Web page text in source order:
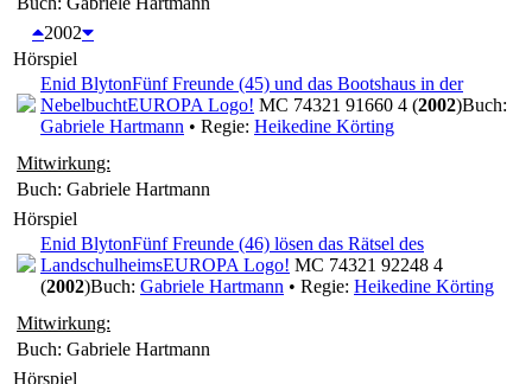
2002
Hörspiel
Enid BlytonFünf Freunde (45) und das Bootshaus in der
NebelbuchtEUROPA Logo! MC 74321 91660 4 (2002)Buch:
Gabriele Hartmann • Regie: Heikedine Körting
Mitwirkung:
Buch: Gabriele Hartmann
Hörspiel
Enid BlytonFünf Freunde (46) lösen das Rätsel des
LandschulheimsEUROPA Logo! MC 74321 92248 4
(2002)Buch: Gabriele Hartmann • Regie: Heikedine Körting
Mitwirkung:
Buch: Gabriele Hartmann
Hörspiel